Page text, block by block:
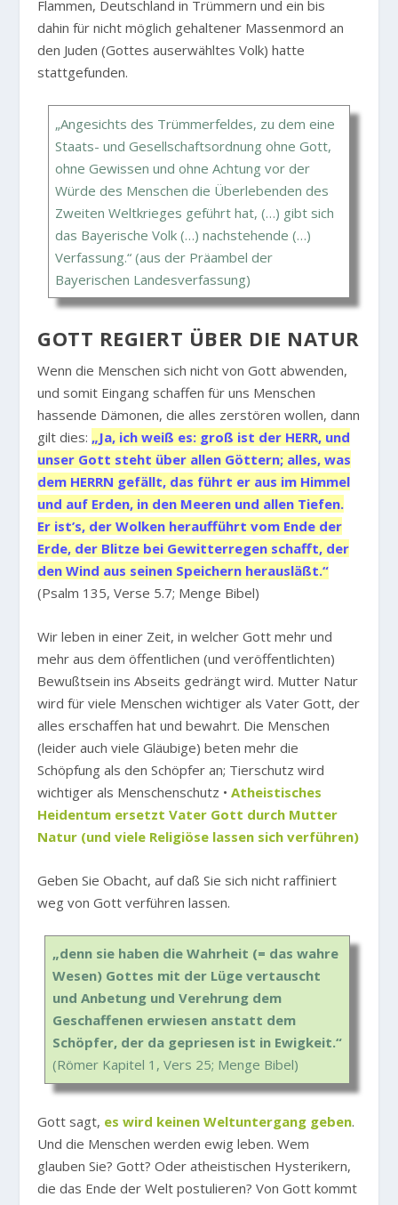
Flammen, Deutschland in Trümmern und ein bis
dahin für nicht möglich gehaltener Massenmord an
den Juden (Gottes auserwähltes Volk) hatte
stattgefunden.
„Angesichts des Trümmerfeldes, zu dem eine
Staats- und Gesellschaftsordnung ohne Gott,
ohne Gewissen und ohne Achtung vor der
Würde des Menschen die Überlebenden des
Zweiten Weltkrieges geführt hat, (…) gibt sich
das Bayerische Volk (…) nachstehende (…)
Verfassung.“ (aus der Präambel der
Bayerischen Landesverfassung)
GOTT REGIERT ÜBER DIE NATUR
Wenn die Menschen sich nicht von Gott abwenden,
und somit Eingang schaffen für uns Menschen
hassende Dämonen, die alles zerstören wollen, dann
gilt dies: „Ja, ich weiß es: groß ist der HERR, und
unser Gott steht über allen Göttern; alles, was
dem HERRN gefällt, das führt er aus im Himmel
und auf Erden, in den Meeren und allen Tiefen.
Er ist’s, der Wolken heraufführt vom Ende der
Erde, der Blitze bei Gewitterregen schafft, der
den Wind aus seinen Speichern herausläßt.“
(Psalm 135, Verse 5.7; Menge Bibel)
Wir leben in einer Zeit, in welcher Gott mehr und
mehr aus dem öffentlichen (und veröffentlichten)
Bewußtsein ins Abseits gedrängt wird. Mutter Natur
wird für viele Menschen wichtiger als Vater Gott, der
alles erschaffen hat und bewahrt. Die Menschen
(leider auch viele Gläubige) beten mehr die
Schöpfung als den Schöpfer an; Tierschutz wird
wichtiger als Menschenschutz •Atheistisches
Heidentum ersetzt Vater Gott durch Mutter
Natur (und viele Religiöse lassen sich verführen)
Geben Sie Obacht, auf daß Sie sich nicht raffiniert
weg von Gott verführen lassen.
„denn sie haben die Wahrheit (= das wahre
Wesen) Gottes mit der Lüge vertauscht
und Anbetung und Verehrung dem
Geschaffenen erwiesen anstatt dem
Schöpfer, der da gepriesen ist in Ewigkeit.“
(Römer Kapitel 1, Vers 25; Menge Bibel)
Gott sagt, es wird keinen Weltuntergang geben.
Und die Menschen werden ewig leben. Wem
glauben Sie? Gott? Oder atheistischen Hysterikern,
die das Ende der Welt postulieren? Von Gott kommt